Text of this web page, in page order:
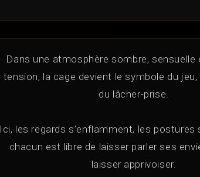
Dans une atmosphère sombre, sensuelle
tension, la cage devient le symbole du jeu,
du lâcher-prise.
Ici, les regards s’enflamment, les postures
chacun est libre de laisser parler ses
laisser apprivoiser.